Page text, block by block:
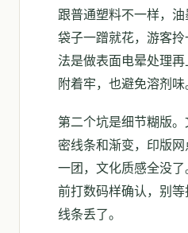
跟普通塑料不一样，油
袋子一蹭就花，游客
法是做表面电晕处理再
附着牢，也避免溶剂味
第二个坑是细节糊版
密线条和渐变，印版
一团，文化质感全没
前打数码样确认，别
线条丢了。